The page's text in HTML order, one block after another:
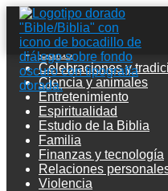
Guías
Celebraciones y
Ciencia y animales
Entretenimiento
Espiritualidad
Estudio de la Biblia
Familia
Finanzas y tecnología
Relaciones
Violencia